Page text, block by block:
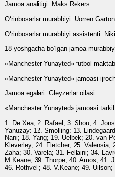
Jamoa analitigi: Maks Rekers
O‘rinbosarlar murabbiyi: Uorren
O‘rinbosarlar murabbiyi assistenti:
18 yoshgacha bo‘lgan jamoa
«Manchester Yunayted» futbol
«Manchester Yunayted» jamoasi
Jamoa egalari: Gleyzerlar oilasi.
«Manchester Yunayted» jamoasi
1. De Xea; 2. Rafael; 3. Shou; 4.
Yanuzay; 12. Smolling; 13.
Nani; 18. Yang; 19. Uelbek; 20. van
Kleverley; 24. Fletcher; 25. Valensia;
Zaha; 30. Varela; 31. Fellaini; 34.
M.Keane; 39. Thorpe; 40. Amos; 41.
46. Rothvell; 48. V.Keane; 49. Uilson;